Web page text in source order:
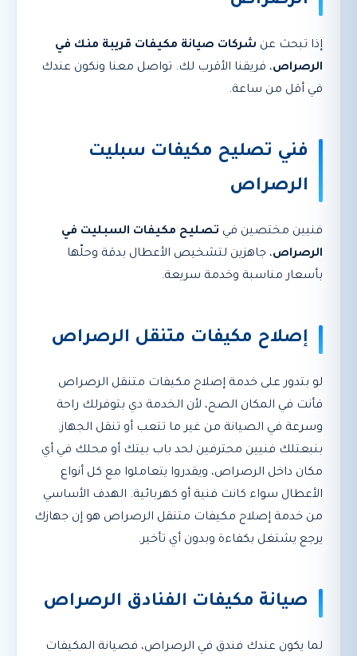
إذا تبحث عن شركات صيانة مكيفات قريبة منك في
الرصراص، فريقنا الأقرب لك. تواصل معنا ونكون عندك
في أقل من ساعة.
فني تصليح مكيفات سبليت
الرصراص
فنيين مختصين في تصليح مكيفات السبليت في
الرصراص، جاهزين لتشخيص الأعطال بدقة وحلّها
بأسعار مناسبة وخدمة سريعة.
إصلاح مكيفات متنقل الرصراص
لو بتدور على خدمة إصلاح مكيفات متنقل الرصراص
فأنت في المكان الصح، لأن الخدمة دي بتوفرلك راحة
وسرعة في الصيانة من غير ما تتعب أو تنقل الجهاز.
بنبعتلك فنيين محترفين لحد باب بيتك أو محلك في أي
مكان داخل الرصراص، ويقدروا يتعاملوا مع كل أنواع
الأعطال سواء كانت فنية أو كهربائية. الهدف الأساسي
من خدمة إصلاح مكيفات متنقل الرصراص هو إن جهازك
يرجع يشتغل بكفاءة وبدون أي تأخير.
صيانة مكيفات الفنادق الرصراص
لما يكون عندك فندق في الرصراص، فصيانة المكيفات